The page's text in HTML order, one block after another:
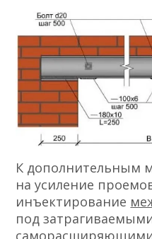
К дополнительным
на усиление
инъектирование
под